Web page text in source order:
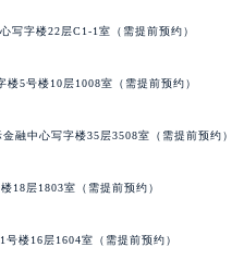
写字楼22层C1-1室（需提前预约）
5号楼10层1008室（需提前预约）
融中心写字楼35层3508室（需提前预约）
18层1803室（需提前预约）
楼16层1604室（需提前预约）